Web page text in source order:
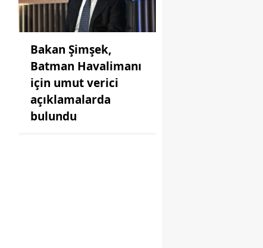
Bakan Şimşek,
Batman Havalimanı
için umut verici
açıklamalarda
bulundu